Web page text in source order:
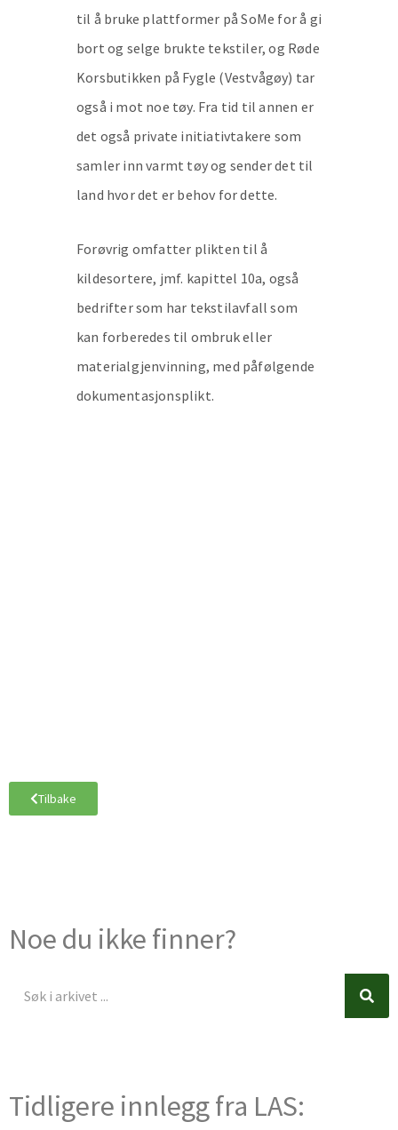
til å bruke plattformer på SoMe for å gi
bort og selge brukte tekstiler, og Røde
Korsbutikken på Fygle (Vestvågøy) tar
også i mot noe tøy. Fra tid til annen er
det også private initiativtakere som
samler inn varmt tøy og sender det til
land hvor det er behov for dette.
Forøvrig omfatter plikten til å
kildesortere, jmf. kapittel 10a, også
bedrifter som har tekstilavfall som
kan forberedes til ombruk eller
materialgjenvinning, med påfølgende
dokumentasjonsplikt.
Tilbake
Noe du ikke finner?
Søk
Tidligere innlegg fra LAS: